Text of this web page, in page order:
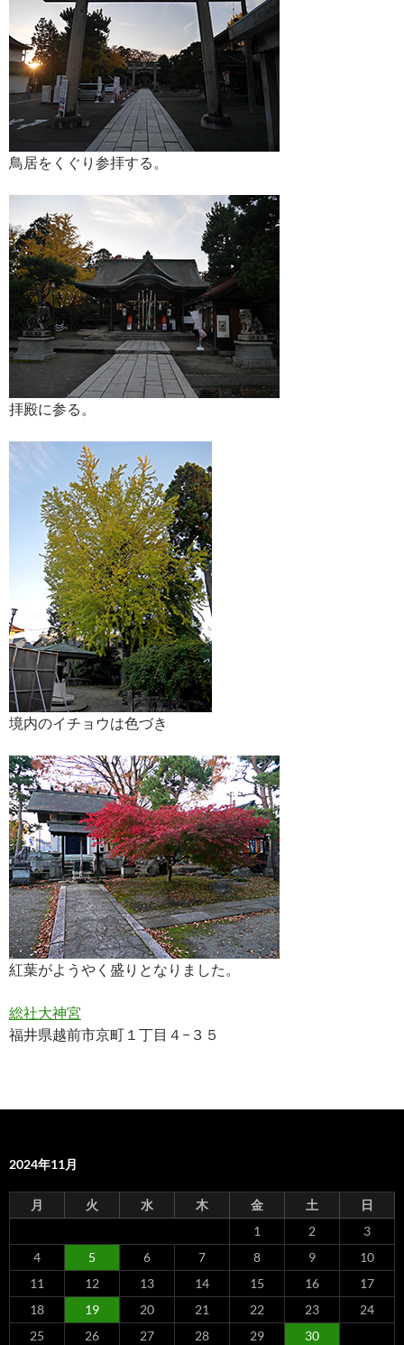
鳥居をくぐり参拝する。
拝殿に参る。
境内のイチョウは色づき
紅葉がようやく盛りとなりました。
総社大神宮
福井県越前市京町１丁目４−３５
2024年11月
月 火 水 木 金 土
日
1
2
3
4
5 6 7 8 9
10
11
12 13 14 15 16
17
18
19 20 21 22 23
24
25
26 27 28 29
30